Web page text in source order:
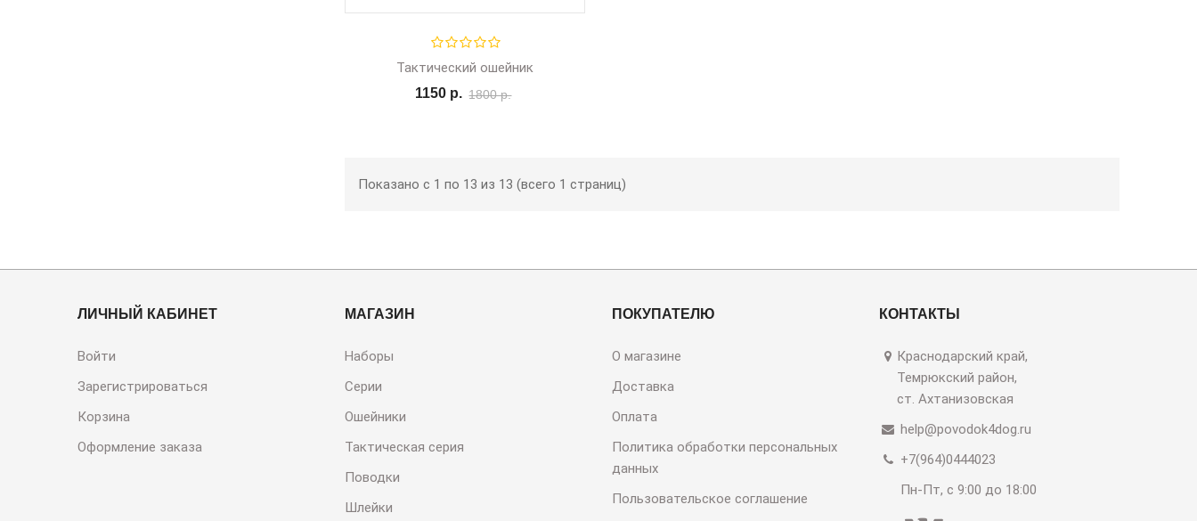
Тактический ошейник
1150 р. 1800 р.
Показано с 1 по 13 из 13 (всего 1 страниц)
ЛИЧНЫЙ КАБИНЕТ
Войти
Зарегистрироваться
Корзина
Оформление заказа
МАГАЗИН
Наборы
Серии
Ошейники
Тактическая серия
Поводки
Шлейки
ПОКУПАТЕЛЮ
О магазине
Доставка
Оплата
Политика обработки персональных
данных
Пользовательское соглашение
КОНТАКТЫ
Краснодарский край,
Темрюкский район,
ст. Ахтанизовская
help@povodok4dog.ru
+7(964)0444023
Пн-Пт, с 9:00 до 18:00